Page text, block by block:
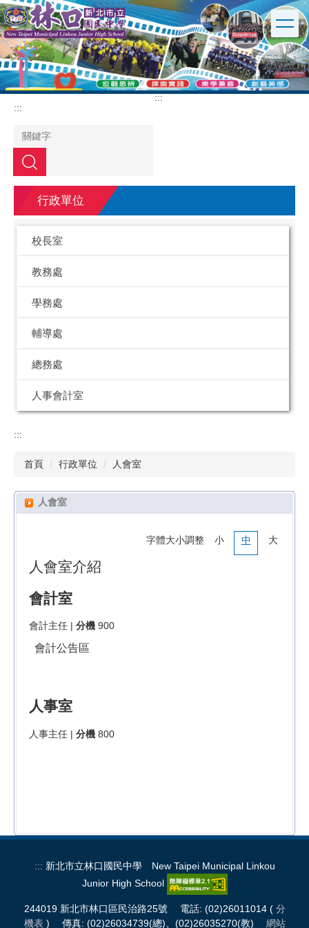
跳
到
主
要
內
容
區
:::
:::
搜尋
行政單位
校長室
教務處
學務處
輔導處
總務處
人事會計室
:::
首頁 行政單位 人會室
人會室
字體大小調整 小 中 大
人會室介紹
會計室
會計主任 | 分機 900
會計公告區
人事室
人事主任 | 分機 800
::: 新北市立林口國民中學 New Taipei Municipal Linkou
Junior High School
244019 新北市林口區民治路25號 電話: (02)26011014 ( 分
機表 ) 傳真: (02)26034739(總)、(02)26035270(教) 網站